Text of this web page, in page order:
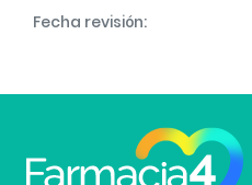
Fecha revisión: